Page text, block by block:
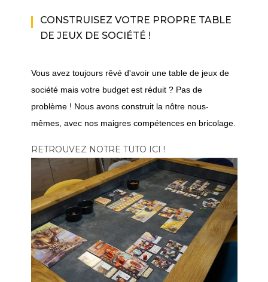
CONSTRUISEZ VOTRE PROPRE TABLE
DE JEUX DE SOCIÉTÉ !
Vous avez toujours rêvé d'avoir une table de jeux de
société mais votre budget est réduit ? Pas de
problème ! Nous avons construit la nôtre nous-
mêmes, avec nos maigres compétences en bricolage.
RETROUVEZ NOTRE TUTO ICI !